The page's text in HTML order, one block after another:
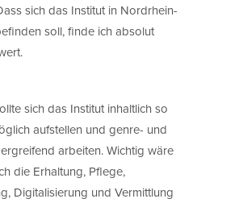
sich das Institut in Nordrhein-
soll, finde ich absolut
sich das Institut inhaltlich so
aufstellen und genre- und
arbeiten. Wichtig wäre
die Erhaltung, Pflege,
Digitalisierung und Vermittlung